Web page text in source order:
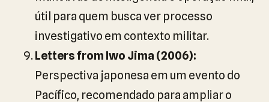
útil para quem busca ver processo
investigativo em contexto militar.
Letters from Iwo Jima (2006):
Perspectiva japonesa em um evento do
Pacífico, recomendado para ampliar o